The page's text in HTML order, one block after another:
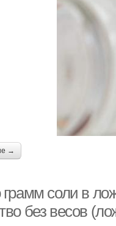
→
грамм соли в
без весов